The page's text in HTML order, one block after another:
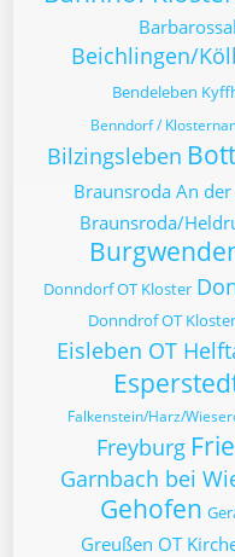
Beichlingen/
Bendeleben
Benndorf /
Bilzingsleben
Braunsroda An der
Braunsroda/
Donndorf OT Kloster
Donndrof OT Kloster
Eisleben OT
Falkenstein/Harz/
Freyburg
Garnbach bei
Gehofen
Greußen OT